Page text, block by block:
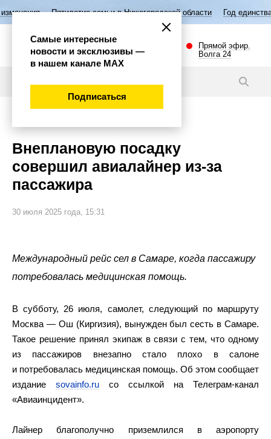
Пятилетие семьи в Нижегородской области Год единства народов
Прямой эфир.
Волга 24
Внеплановую посадку
совершил авиалайнер из-за
пассажира
30 июля 2025 года, 15:31
Международный рейс сел в Самаре, когда пассажиру
потребовалась медицинская помощь.
В субботу, 26 июля, самолет, следующий по маршруту
Москва — Ош (Киргизия), вынужден был сесть в Самаре.
Такое решение принял экипаж в связи с тем, что одному
из пассажиров внезапно стало плохо в салоне
и потребовалась медицинская помощь. Об этом сообщает
издание sovainfo.ru со ссылкой на Телеграм-канал
«Авиаинцидент».
Лайнер благополучно приземлился в аэропорту
Самые интересные
новости и эксклюзивы —
в нашем канале МАХ
Подписаться